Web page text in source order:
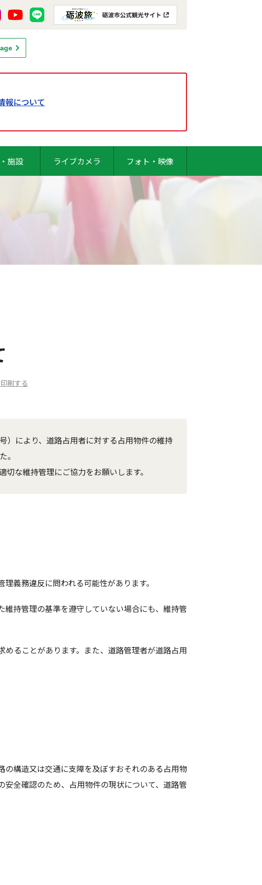
報について
施設 ライブカメラ フォト・映像
刷する
）により、道路占用者に対する占用物件の維持
。
な維持管理にご協力をお願いします。
義務違反に問われる可能性があります。
維持管理の基準を遵守していない場合にも、維持管
めることがあります。また、道路管理者が道路占用
の構造又は交通に支障を及ぼすおそれのある占用物
全確認のため、占用物件の現状について、道路管